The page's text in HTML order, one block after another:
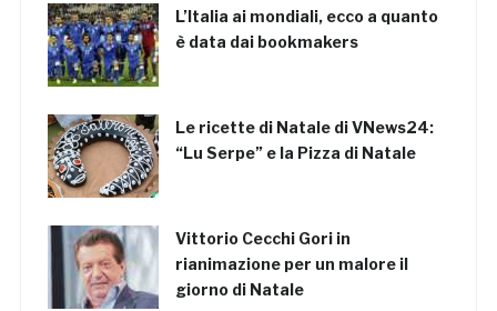
L’Italia ai mondiali, ecco a quanto
è data dai bookmakers
Le ricette di Natale di VNews24:
“Lu Serpe” e la Pizza di Natale
Vittorio Cecchi Gori in
rianimazione per un malore il
giorno di Natale